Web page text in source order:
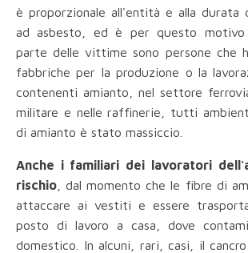
è proporzionale all'entità e alla durata
ad asbesto, ed è per questo motivo
parte delle vittime sono persone che
fabbriche per la produzione o la
contenenti amianto, nel settore
militare e nelle raffinerie, tutti
di amianto è stato massiccio.
Anche i familiari dei lavoratori
rischio , dal momento che le fibre di
attaccare ai vestiti e essere
posto di lavoro a casa, dove
domestico. In alcuni, rari, casi, il